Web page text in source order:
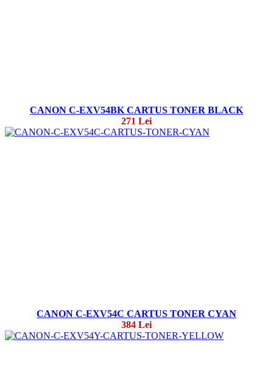
CANON C-EXV54BK CARTUS TONER BLACK
271 Lei
CANON C-EXV54C CARTUS TONER CYAN
384 Lei